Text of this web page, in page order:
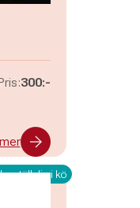
300:-
– ställ dig i kö